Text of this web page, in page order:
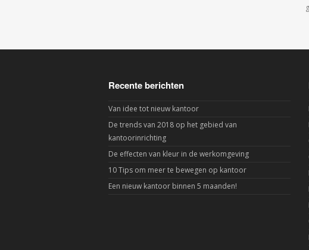
Recente berichten
Van idee tot nieuw kantoor
De trends van 2018 op het gebied van
kantoorinrichting
De effecten van kleur in de werkomgeving
10 Tips om meer te bewegen op kantoor
Een nieuw kantoor binnen 5 maanden!